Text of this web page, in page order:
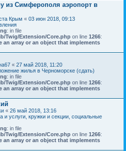
из Симферополя аэропорт в
Крым « 03 июн 2018, 09:13
: in file
Twig/Extension/Core.php on line 1266:
an array or an object that implements
« 27 май 2018, 11:20
жилья в Черноморске (сдать)
: in file
Twig/Extension/Core.php on line 1266:
an array or an object that implements
« 26 май 2018, 13:16
и услуги, кружки и секции, социальные
: in file
Twig/Extension/Core.php on line 1266:
an array or an object that implements